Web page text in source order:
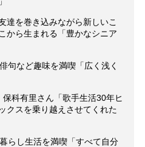
達を巻き込みながら新しいこ
ら生まれる「豊かなシニア
句など趣味を満喫「広く浅く
保科有里さん「歌手生活30年ヒ
クスを乗り越えさせてくれた
らし生活を満喫「すべて自分